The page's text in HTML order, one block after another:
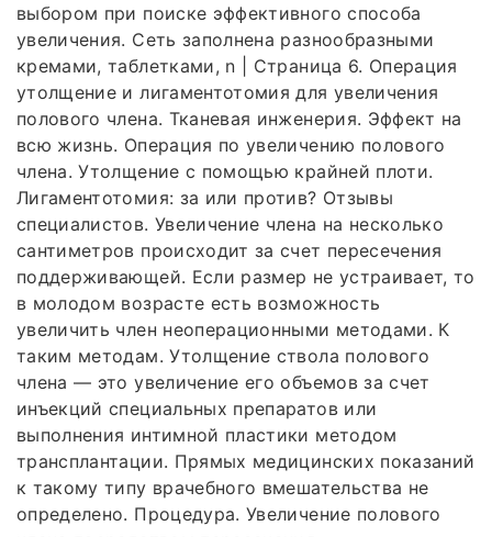
выбором при поиске эффективного способа
увеличения. Сеть заполнена разнообразными
кремами, таблетками, n | Страница 6. Операция
утолщение и лигаментотомия для увеличения
полового члена. Тканевая инженерия. Эффект на
всю жизнь. Операция по увеличению полового
члена. Утолщение с помощью крайней плоти.
Лигаментотомия: за или против? Отзывы
специалистов. Увеличение члена на несколько
сантиметров происходит за счет пересечения
поддерживающей. Если размер не устраивает, то
в молодом возрасте есть возможность
увеличить член неоперационными методами. К
таким методам. Утолщение ствола полового
члена — это увеличение его объемов за счет
инъекций специальных препаратов или
выполнения интимной пластики методом
трансплантации. Прямых медицинских показаний
к такому типу врачебного вмешательства не
определено. Процедура. Увеличение полового